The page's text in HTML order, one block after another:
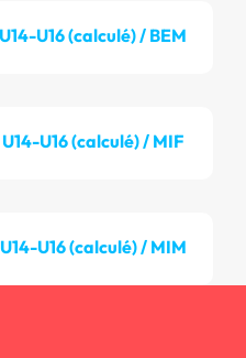
U16 (calculé) / BEM
U16 (calculé) / MIF
U16 (calculé) / MIM